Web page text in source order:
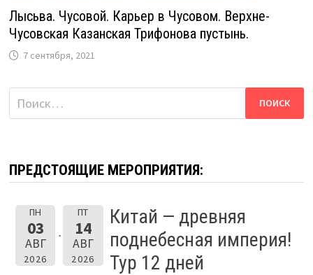
Лысьва. Чусовой. Карьер в Чусовом. Верхне-
Чусовская Казанская Трифонова пустынь.
7 сентября, 2021
Найти:
ПРЕДСТОЯЩИЕ МЕРОПРИЯТИЯ:
ПН
03
АВГ
2026
ПТ
14
АВГ
2026
Китай — древняя
поднебесная империя!
Тур 12 дней